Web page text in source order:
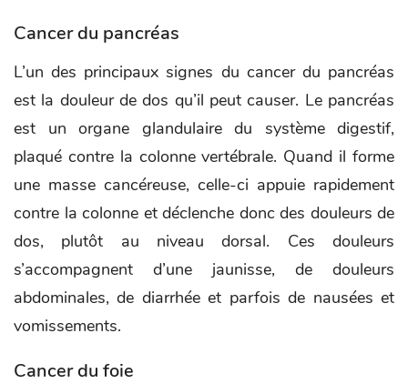
Cancer du pancréas
L’un des principaux signes du cancer du pancréas
est la douleur de dos qu’il peut causer. Le pancréas
est un organe glandulaire du système digestif,
plaqué contre la colonne vertébrale. Quand il forme
une masse cancéreuse, celle-ci appuie rapidement
contre la colonne et déclenche donc des douleurs de
dos, plutôt au niveau dorsal. Ces douleurs
s’accompagnent d’une jaunisse, de douleurs
abdominales, de diarrhée et parfois de nausées et
vomissements.
Cancer du foie